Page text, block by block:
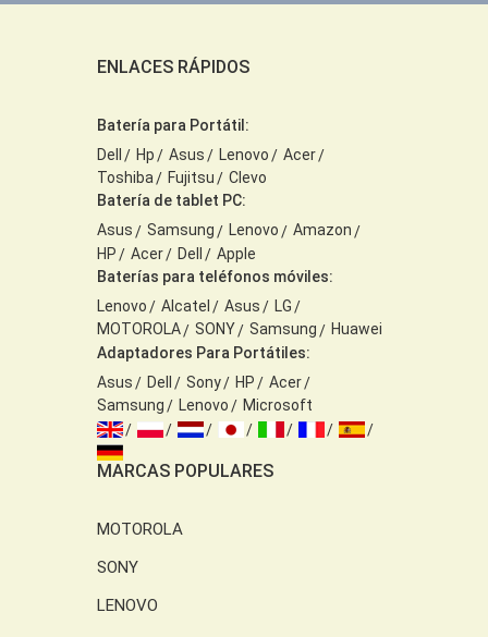
ENLACES RÁPIDOS
Batería para Portátil:
Dell
Hp Asus Lenovo
Acer
Toshiba
Fujitsu
Clevo
Batería de tablet PC:
Asus
Samsung Lenovo
Amazon
HP
Acer Dell
Apple
Baterías para teléfonos móviles:
Lenovo
Alcatel Asus
LG
MOTOROLA
SONY Samsung
Huawei
Adaptadores Para Portátiles:
Asus
Dell Sony HP
Acer
Samsung
Lenovo Microsoft
MARCAS POPULARES
MOTOROLA
SONY
LENOVO